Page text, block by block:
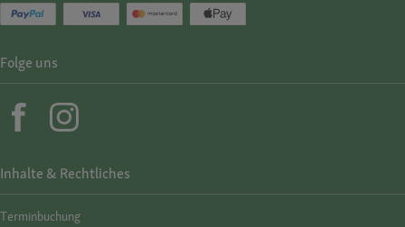
Inhalte & Rechtliches
Termin­buchung
Folge uns